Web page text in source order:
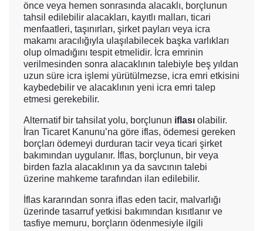
önce veya hemen sonrasında alacaklı, borçlunun
tahsil edilebilir alacakları, kayıtlı malları, ticari
menfaatleri, taşınırları, şirket payları veya icra
makamı aracılığıyla ulaşılabilecek başka varlıkları
olup olmadığını tespit etmelidir. İcra emrinin
verilmesinden sonra alacaklının talebiyle beş yıldan
uzun süre icra işlemi yürütülmezse, icra emri etkisini
kaybedebilir ve alacaklının yeni icra emri talep
etmesi gerekebilir.
Alternatif bir tahsilat yolu, borçlunun iflası olabilir.
İran Ticaret Kanunu’na göre iflas, ödemesi gereken
borçları ödemeyi durduran tacir veya ticari şirket
bakımından uygulanır. İflas, borçlunun, bir veya
birden fazla alacaklının ya da savcının talebi
üzerine mahkeme tarafından ilan edilebilir.
İflas kararından sonra iflas eden tacir, malvarlığı
üzerinde tasarruf yetkisi bakımından kısıtlanır ve
tasfiye memuru, borçların ödenmesiyle ilgili